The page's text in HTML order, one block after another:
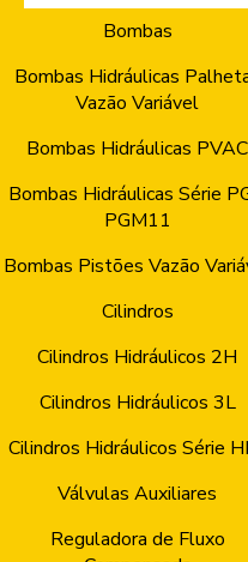
Bombas
Bombas Hidráulicas
Vazão Variável
Bombas Hidráulicas PVAC
Bombas Hidráulicas Série
PGM11
Bombas Pistões Vazão
Cilindros
Cilindros Hidráulicos 2H
Cilindros Hidráulicos 3L
Cilindros Hidráulicos Série
Válvulas Auxiliares
Reguladora de Fluxo